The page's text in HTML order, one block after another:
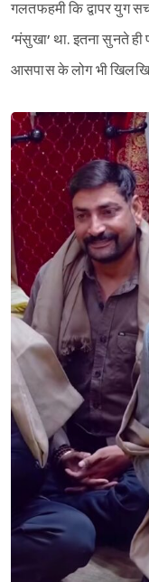
गलतफहमी कि द्वापर युग
‘मंसुखा’ था. इतना सुनते
आसपास के लोग भी